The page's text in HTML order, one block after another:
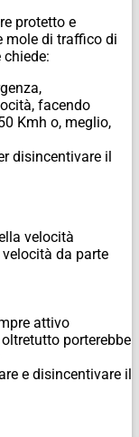
protetto e
mole di traffico di
facendo
Kmh o, meglio,
disincentivare il
velocità
da parte
attivo
porterebbe
e disincentivare il